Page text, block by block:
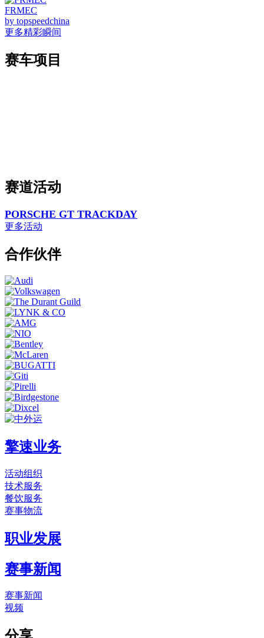
FRMEC
by topspeedchina
更多精彩瞬间
赛车项目
赛道活动
PORSCHE GT TRACKDAY
更多活动
合作伙伴
擎速业务
活动组织
技术服务
餐饮服务
赛事物流
职业发展
赛事新闻
赛事新闻
视频